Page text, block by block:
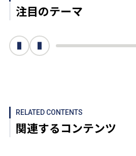
注目のテーマ
RELATED CONTENTS
関連するコンテンツ